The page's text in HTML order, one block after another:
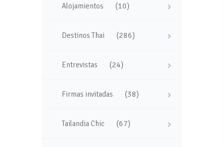
Alojamientos (10)
Destinos Thai (286)
Entrevistas (24)
Firmas invitadas (38)
Tailandia Chic (67)